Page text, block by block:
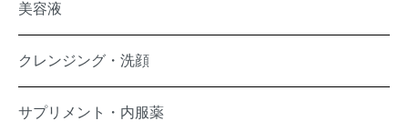
美容液
クレンジング・洗顔
サプリメント・内服薬